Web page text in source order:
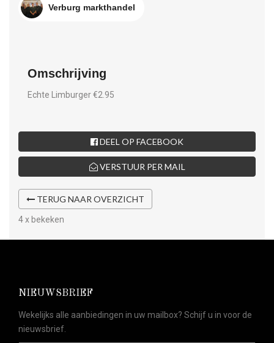
Verburg markthandel
Omschrijving
Echte Limburger €2.95
DEEL OP FACEBOOK
VERSTUUR PER MAIL
TERUG NAAR OVERZICHT
4 x bekeken
NIEUWSBRIEF
Wekelijks alle aanbiedingen in uw mailbox? Schijf u in voor de
nieuwsbrief.